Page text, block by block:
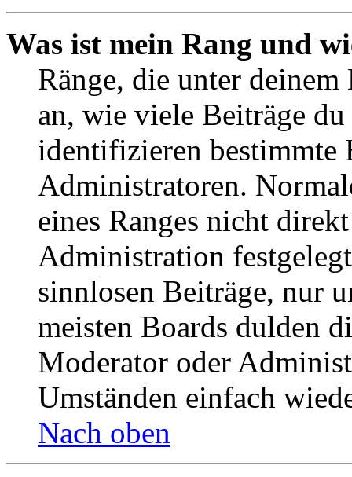
Was ist mein Rang und
Ränge, die unter deinem
an, wie viele Beiträge
identifizieren bestimmte
Administratoren.
eines Ranges nicht
Administration
sinnlosen Beiträge, nur
meisten Boards dulden
Moderator oder
Umständen einfach
Nach oben